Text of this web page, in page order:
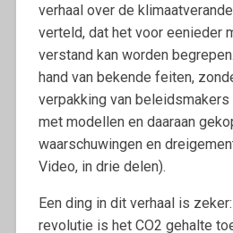
verhaal over de
verteld, dat het voor eenieder
verstand kan worden
hand van bekende feiten,
verpakking van
met modellen en daaraan
waarschuwingen en
Video, in drie delen).
Een ding in dit verhaal is
revolutie is het CO2 gehalte